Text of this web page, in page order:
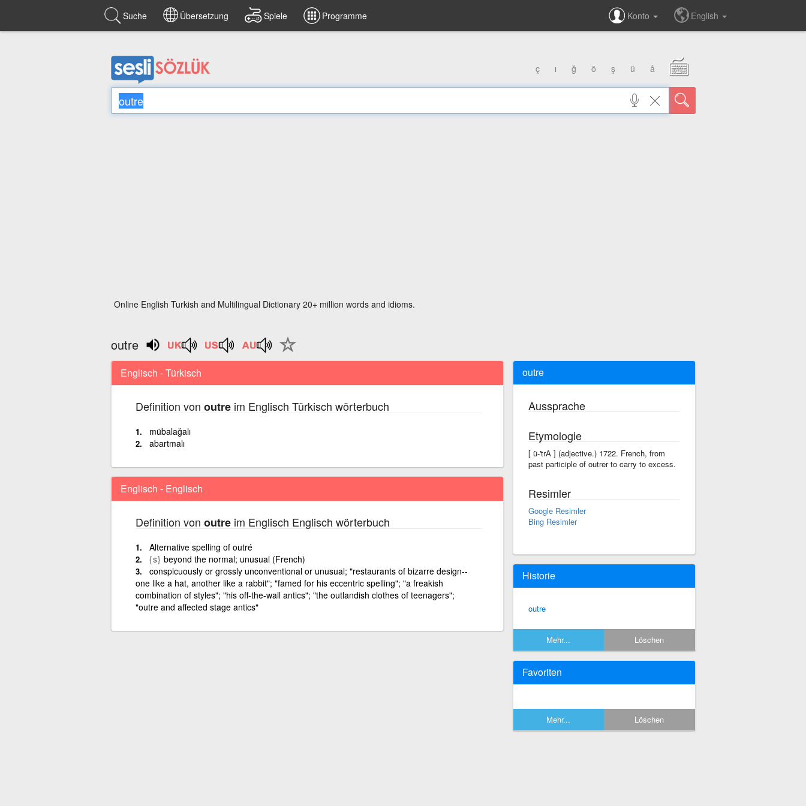
Suche Übersetzung Spiele Programme Konto English
ç ı ğ ö ş ü â
Online English Turkish and Multilingual Dictionary 20+ million words and idioms.
outre
Englisch - Türkisch
Definition von outreim Englisch Türkisch wörterbuch
mübalağalı
abartmalı
Englisch - Englisch
Definition von outreim Englisch Englisch wörterbuch
Alternative spelling of outré
{s} beyond the normal; unusual (French)
conspicuously or grossly unconventional or unusual; "restaurants of bizarre design--
one like a hat, another like a rabbit"; "famed for his eccentric spelling"; "a freakish
combination of styles"; "his off-the-wall antics"; "the outlandish clothes of teenagers";
"outre and affected stage antics"
outre
Aussprache
Etymologie
[ ü-'trA ] (adjective.) 1722. French, from
past participle of outrer to carry to excess.
Resimler
Google Resimler
Bing Resimler
Historie
outre
Mehr... Löschen
Favoriten
Mehr... Löschen